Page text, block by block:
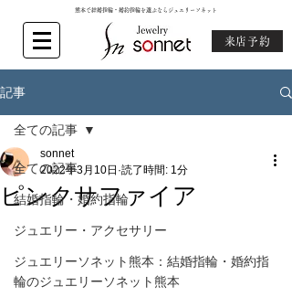
熊本で結婚指輪・婚約指輪を選ぶならジュエリーソネット
来店予約
記事
全ての記事
結婚指輪・婚約指輪
ジュエリー・アクセサリー
ジュエリーソネット熊本：結婚指輪・婚約指
輪のジュエリーソネット熊本
全ての記事
ピンクサファイア
sonnet
2022年3月10日 読了時間: 1分